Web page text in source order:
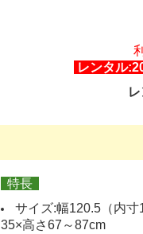
レンタル
特長
サイズ:幅120.5（内寸
35×高さ67～87cm